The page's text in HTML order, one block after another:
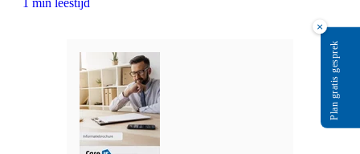
1 min leestijd
×
Plan gratis gesprek